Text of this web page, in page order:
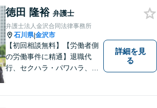
円(税込））
徳田 隆裕 弁護士
弁護士法人金沢合同法律事務所
石川県|金沢市
【初回相談無料】【労働者側
の労働事件に精通】退職代
行、セクハラ・パワハラ、労
詳細を見
る